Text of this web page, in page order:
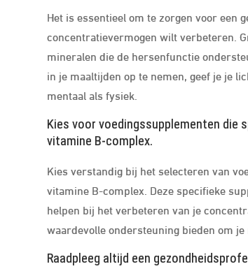
Het is essentieel om te zorgen voor een
concentratievermogen wilt verbeteren.
mineralen die de hersenfunctie
in je maaltijden op te nemen, geef je je
mentaal als fysiek.
Kies voor voedingssupplementen
vitamine B-complex.
Kies verstandig bij het selecteren van
vitamine B-complex. Deze specifieke
helpen bij het verbeteren van je
waardevolle ondersteuning bieden om
Raadpleeg altijd een